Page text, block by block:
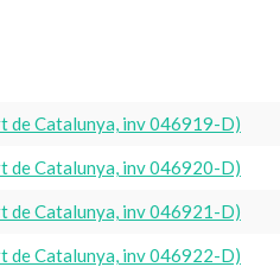
de Catalunya, inv 046919-D)
de Catalunya, inv 046920-D)
de Catalunya, inv 046921-D)
de Catalunya, inv 046922-D)